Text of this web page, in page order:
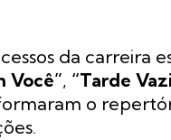
da carreira
Você”, “Tarde
o